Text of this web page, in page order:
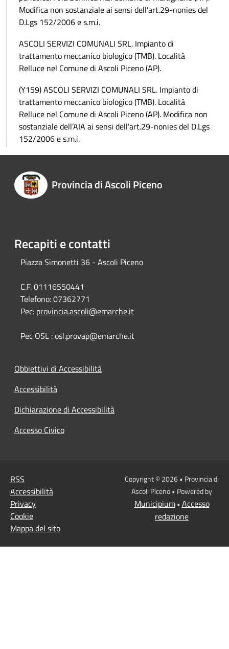
Modifica non sostanziale ai sensi dell’art.29-nonies del
D.Lgs 152/2006 e s.m.i.
ASCOLI SERVIZI COMUNALI SRL. Impianto di
trattamento meccanico biologico (TMB). Località
Relluce nel Comune di Ascoli Piceno (AP).
(Y159) ASCOLI SERVIZI COMUNALI SRL. Impianto di
trattamento meccanico biologico (TMB). Località
Relluce nel Comune di Ascoli Piceno (AP). Modifica non
sostanziale dell’AIA ai sensi dell’art.29-nonies del D.Lgs
152/2006 e s.m.i.
Provincia di Ascoli Piceno
Recapiti e contatti
Piazza Simonetti 36 - Ascoli Piceno
C.F. 01116550441
Telefono:07362771
Pec: provincia.ascoli@emarche.it
Pec OSL : osl.provap@emarche.it
Obbiettivi di Accessibilità
Accessibilità
Dichiarazione di Accessibilità
Accesso Civico
RSS
Accessibilità
Privacy
Cookie
Mappa del sito
Copyright © 2026 • Provincia di
Ascoli Piceno • Powered by
Municipium• Accesso
redazione